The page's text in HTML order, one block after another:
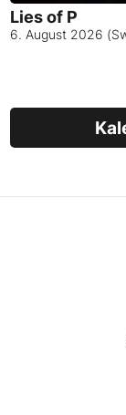
Lies of P
6. August 2026